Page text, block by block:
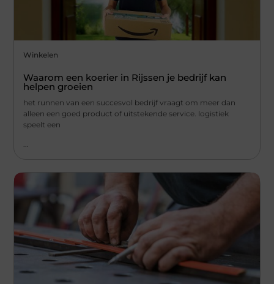
Winkelen
Waarom een koerier in Rijssen je bedrijf kan
helpen groeien
het runnen van een succesvol bedrijf vraagt om meer dan
alleen een goed product of uitstekende service. logistiek
speelt een
...